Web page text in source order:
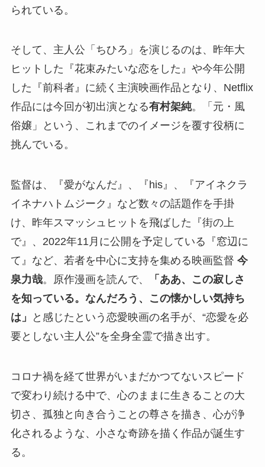
られている。
そして、主人公「ちひろ」を演じるのは、昨年大
ヒットした『花束みたいな恋をした』や今年公開
した『前科者』に続く主演映画作品となり、Netflix
作品には今回が初出演となる有村架純。「元・風
俗嬢」という、これまでのイメージを覆す役柄に
挑んでいる。
監督は、『愛がなんだ』、『his』、『アイネクラ
イネナハトムジーク』など数々の話題作を手掛
け、昨年スマッシュヒットを飛ばした『街の上
で』、2022年11月に公開を予定している『窓辺に
て』など、若者を中心に支持を集める映画監督 今
泉力哉。原作漫画を読んで、
「ああ、この寂しさ
を知っている。なんだろう、この懐かしい気持ち
は」
と感じたという恋愛映画の名手が、“恋愛を必
要としない主人公”を全身全霊で描き出す。
コロナ禍を経て世界がいまだかつてないスピード
で変わり続ける中で、心のままに生きることの大
切さ、孤独と向き合うことの尊さを描き、心が浄
化されるような、小さな奇跡を描く作品が誕生す
る。